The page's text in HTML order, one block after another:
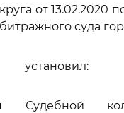
от 13.02.2020
суда
установил:
Судебной